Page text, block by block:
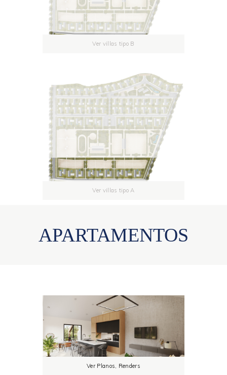
Ver villas tipo B
Ver villas tipo A
APARTAMENTOS
Ver Planos, Renders